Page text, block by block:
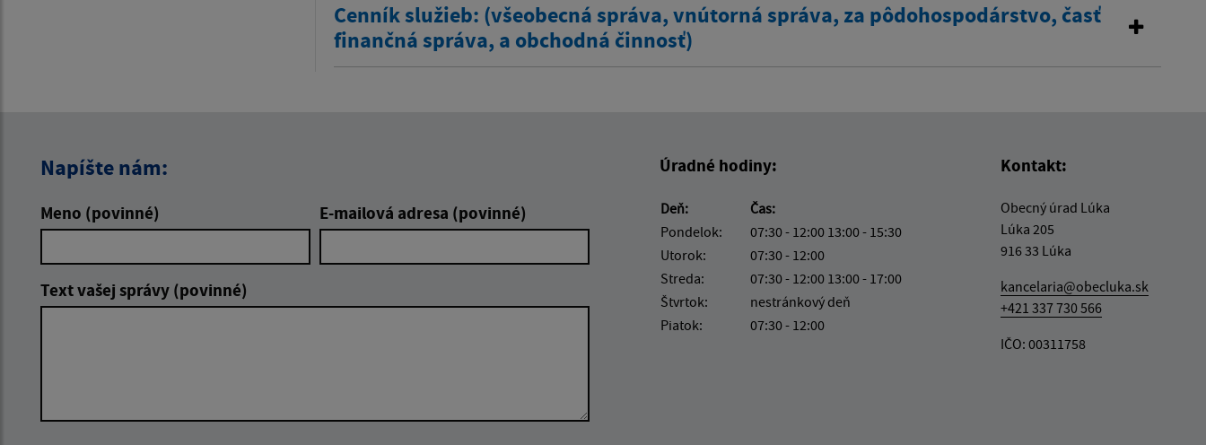
Cenník služieb: (všeobecná správa, vnútorná správa, za pôdohospodárstvo, časť
finančná správa, a obchodná činnosť)
Napíšte nám:
Meno (povinné) E-mailová adresa (povinné)
Text vašej správy (povinné)
Úradné hodiny:
Deň:
Čas:
Pondelok:
07:30 - 12:00 13:00 - 15:30
Utorok:
07:30 - 12:00
Streda:
07:30 - 12:00 13:00 - 17:00
Štvrtok:
nestránkový deň
Piatok:
07:30 - 12:00
Kontakt:
Obecný úrad Lúka
Lúka 205
916 33 Lúka
kancelaria@obecluka.sk
+421 337 730 566
IČO: 00311758